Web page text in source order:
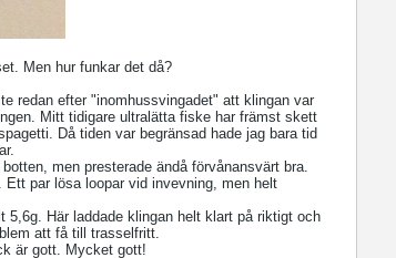
Men hur funkar det då?
redan efter "inomhussvingadet" att klingan var
Mitt tidigare ultralätta fiske har främst skett
Då tiden var begränsad hade jag bara tid
men presterade ändå förvånansvärt bra.
par lösa loopar vid invevning, men helt
Här laddade klingan helt klart på riktigt och
att få till trasselfritt.
är gott. Mycket gott!